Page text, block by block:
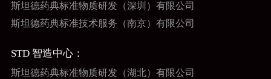
斯坦德药典标准物质研发（深圳）有限公司
斯坦德药典标准技术服务（南京）有限公司
STD 智造中心：
斯坦德药典标准物质研发（湖北）有限公司